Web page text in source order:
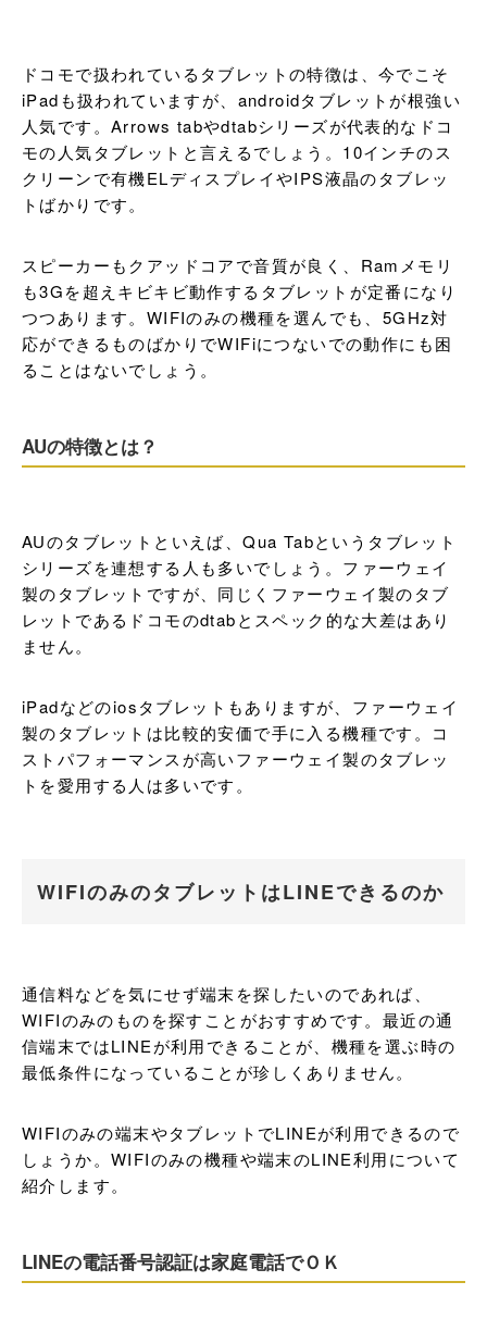
ドコモで扱われているタブレットの特徴は、今でこそ
iPadも扱われていますが、androidタブレットが根強い
人気です。Arrows tabやdtabシリーズが代表的なドコ
モの人気タブレットと言えるでしょう。10インチのス
クリーンで有機ELディスプレイやIPS液晶のタブレッ
トばかりです。
スピーカーもクアッドコアで音質が良く、Ramメモリ
も3Gを超えキビキビ動作するタブレットが定番になり
つつあります。WIFIのみの機種を選んでも、5GHz対
応ができるものばかりでWIFiにつないでの動作にも困
ることはないでしょう。
AUの特徴とは？
AUのタブレットといえば、Qua Tabというタブレット
シリーズを連想する人も多いでしょう。ファーウェイ
製のタブレットですが、同じくファーウェイ製のタブ
レットであるドコモのdtabとスペック的な大差はあり
ません。
iPadなどのiosタブレットもありますが、ファーウェイ
製のタブレットは比較的安価で手に入る機種です。コ
ストパフォーマンスが高いファーウェイ製のタブレッ
トを愛用する人は多いです。
WIFIのみのタブレットはLINEできるのか
通信料などを気にせず端末を探したいのであれば、
WIFIのみのものを探すことがおすすめです。最近の通
信端末ではLINEが利用できることが、機種を選ぶ時の
最低条件になっていることが珍しくありません。
WIFIのみの端末やタブレットでLINEが利用できるので
しょうか。WIFIのみの機種や端末のLINE利用について
紹介します。
LINEの電話番号認証は家庭電話でＯＫ